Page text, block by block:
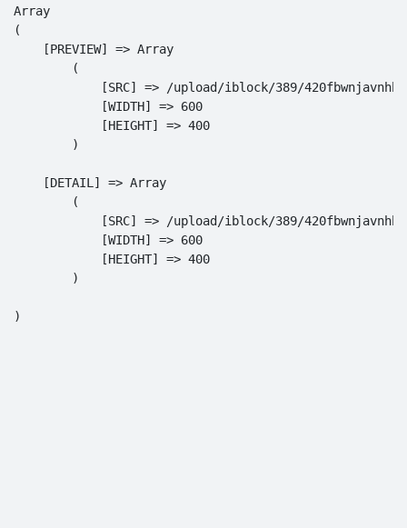
Array
(
    [PREVIEW] => Array
        (
[SRC] => /upload/iblock/389/
            [WIDTH] => 600
            [HEIGHT] => 400
        )
    [DETAIL] => Array
        (
[SRC] => /upload/iblock/389/
            [WIDTH] => 600
            [HEIGHT] => 400
        )